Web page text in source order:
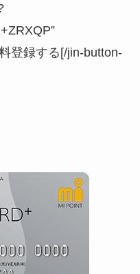
登録する[/jin-button-